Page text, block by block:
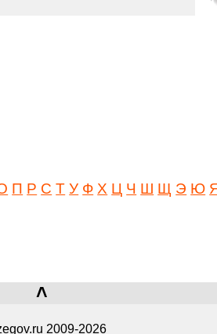
П Р С Т У Ф Х Ц Ч Ш Щ Э Ю
˄
2009-2026